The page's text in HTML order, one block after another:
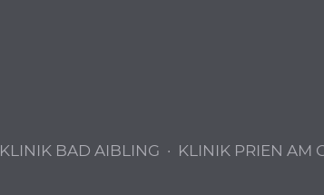
KLINIK BAD AIBLING · KLINIK PRIEN AM